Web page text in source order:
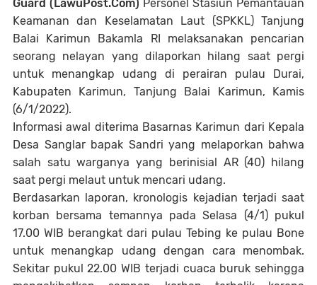
Guard (LawuPost.Com) Personel Stasiun Pemantauan
Keamanan dan Keselamatan Laut (SPKKL) Tanjung
Balai Karimun Bakamla RI melaksanakan pencarian
seorang nelayan yang dilaporkan hilang saat pergi
untuk menangkap udang di perairan pulau Durai,
Kabupaten Karimun, Tanjung Balai Karimun, Kamis
(6/1/2022).
Informasi awal diterima Basarnas Karimun dari Kepala
Desa Sanglar bapak Sandri yang melaporkan bahwa
salah satu warganya yang berinisial AR (40) hilang
saat pergi melaut untuk mencari udang.
Berdasarkan laporan, kronologis kejadian terjadi saat
korban bersama temannya pada Selasa (4/1) pukul
17.00 WIB berangkat dari pulau Tebing ke pulau Bone
untuk menangkap udang dengan cara menombak.
Sekitar pukul 22.00 WIB terjadi cuaca buruk sehingga